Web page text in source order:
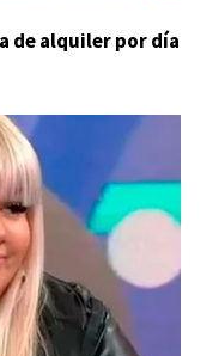
de alquiler por día